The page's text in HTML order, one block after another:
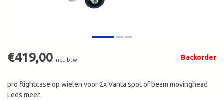
€419,00 Incl. btw Backorder
pro flightcase op wielen voor 2x Vanta spot of beam movinghead
Lees meer.